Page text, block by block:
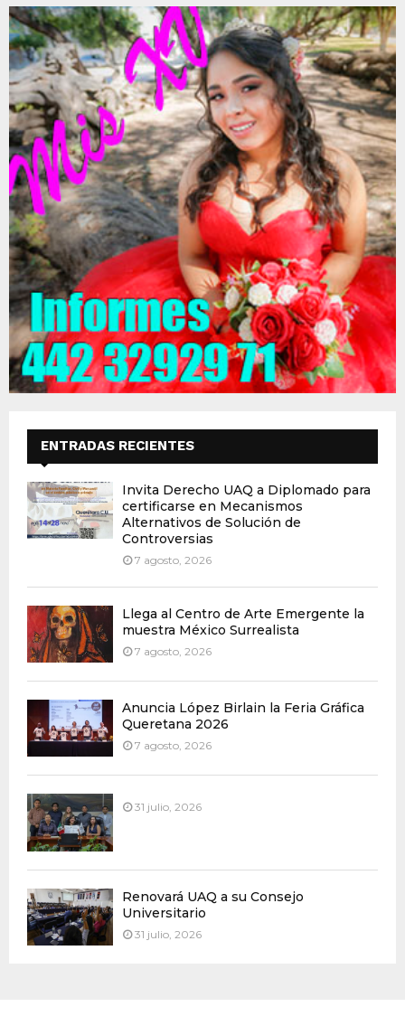
ENTRADAS RECIENTES
Invita Derecho UAQ a Diplomado para
certificarse en Mecanismos
Alternativos de Solución de
Controversias
7 agosto, 2026
Llega al Centro de Arte Emergente la
muestra México Surrealista
7 agosto, 2026
Anuncia López Birlain la Feria Gráfica
Queretana 2026
7 agosto, 2026
31 julio, 2026
Renovará UAQ a su Consejo
Universitario
31 julio, 2026